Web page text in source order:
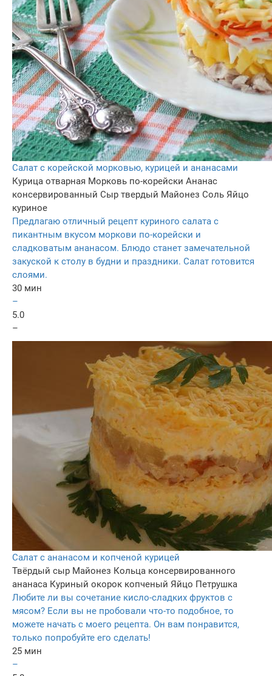
Салат с корейской морковью, курицей и ананасами
Курица отварная Морковь по-корейски Ананас
консервированный Сыр твердый Майонез Соль Яйцо
куриное
Предлагаю отличный рецепт куриного салата с
пикантным вкусом моркови по-корейски и
сладковатым ананасом. Блюдо станет замечательной
закуской к столу в будни и праздники. Салат готовится
слоями.
30 мин
–
5.0
–
Салат с ананасом и копченой курицей
Твёрдый сыр Майонез Кольца консервированного
ананаса Куриный окорок копченый Яйцо Петрушка
Любите ли вы сочетание кисло-сладких фруктов с
мясом? Если вы не пробовали что-то подобное, то
можете начать с моего рецепта. Он вам понравится,
только попробуйте его сделать!
25 мин
–